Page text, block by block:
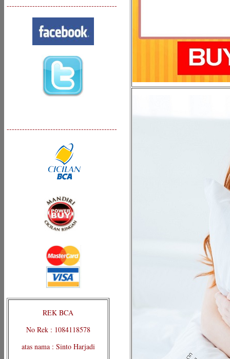
-------------------------------------------
-------------------------------------------
REK BCA
No Rek : 1084118578
atas nama : Sinto Harjadi